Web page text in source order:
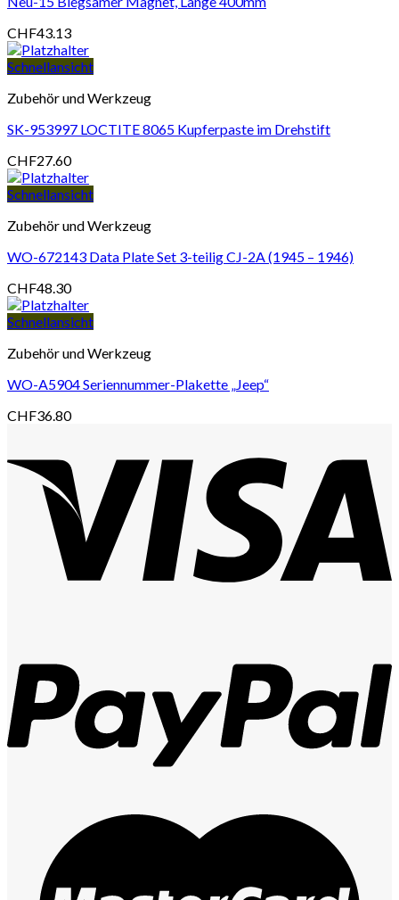
CHF43.13
Schnellansicht
Zubehör und Werkzeug
SK-953997 LOCTITE 8065 Kupferpaste im Drehstift
CHF27.60
Schnellansicht
Zubehör und Werkzeug
WO-672143 Data Plate Set 3-teilig CJ-2A (1945 – 1946)
CHF48.30
Schnellansicht
Zubehör und Werkzeug
WO-A5904 Seriennummer-Plakette „Jeep“
CHF36.80